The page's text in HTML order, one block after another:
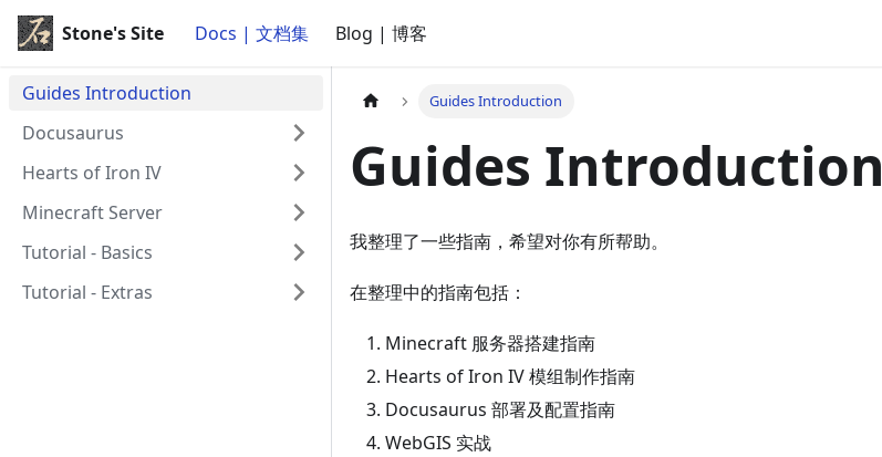
Stone's Site Docs | 文档集 Blog | 博客
Guides Introduction
Docusaurus
Hearts of Iron IV
Minecraft Server
Tutorial - Basics
Tutorial - Extras
Guides Introduction
Guides Introduction
我整理了一些指南，希望对你有所帮助。
在整理中的指南包括：
Minecraft 服务器搭建指南
Hearts of Iron IV 模组制作指南
Docusaurus 部署及配置指南
WebGIS 实战